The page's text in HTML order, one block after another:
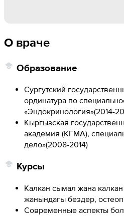
О враче
Образование
Сургутский
ординатура по
«Эндокринология»(2014-
Кыргызская
академия (КГМА),
дело»(2008-2014)
Курсы
Калкан сымал жана
жанындагы бездер,
Современные аспекты